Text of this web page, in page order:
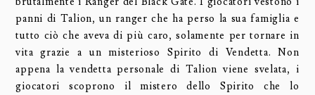
panni di Talion, un ranger che ha perso la sua famiglia e
tutto ciò che aveva di più caro, solamente per tornare in
vita grazie a un misterioso Spirito di Vendetta. Non
appena la vendetta personale di Talion viene svelata, i
giocatori scoprono il mistero dello Spirito che lo